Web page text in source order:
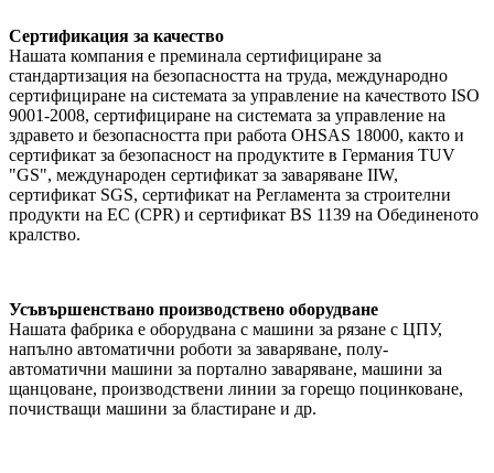
Сертификация за качество
Нашата компания е преминала сертифициране за
стандартизация на безопасността на труда, международно
сертифициране на системата за управление на качеството ISO
9001-2008, сертифициране на системата за управление на
здравето и безопасността при работа OHSAS 18000, както и
сертификат за безопасност на продуктите в Германия TUV
"GS", международен сертификат за заваряване IIW,
сертификат SGS, сертификат на Регламента за строителни
продукти на ЕС (CPR) и сертификат BS 1139 на Обединеното
кралство.
Усъвършенствано производствено оборудване
Нашата фабрика е оборудвана с машини за рязане с ЦПУ,
напълно автоматични роботи за заваряване, полу-
автоматични машини за портално заваряване, машини за
щанцоване, производствени линии за горещо поцинковане,
почистващи машини за бластиране и др.